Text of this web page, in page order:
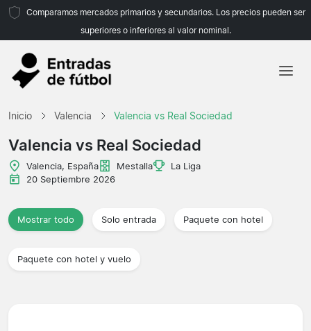
Comparamos mercados primarios y secundarios. Los precios pueden ser
superiores o inferiores al valor nominal.
Inicio Valencia Valencia vs Real Sociedad
Valencia vs Real Sociedad
Valencia, España Mestalla
La Liga
20 Septiembre 2026
Mostrar todo Solo entrada Paquete con hotel
Paquete con hotel y vuelo